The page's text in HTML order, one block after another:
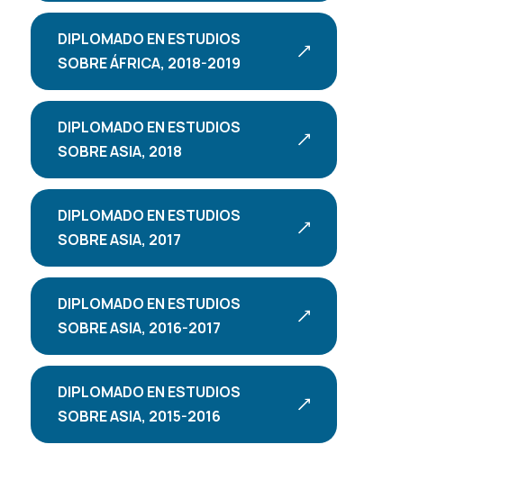
DIPLOMADO EN ESTUDIOS
SOBRE ÁFRICA, 2018-2019
DIPLOMADO EN ESTUDIOS
SOBRE ASIA, 2018
DIPLOMADO EN ESTUDIOS
SOBRE ASIA, 2017
DIPLOMADO EN ESTUDIOS
SOBRE ASIA, 2016-2017
DIPLOMADO EN ESTUDIOS
SOBRE ASIA, 2015-2016